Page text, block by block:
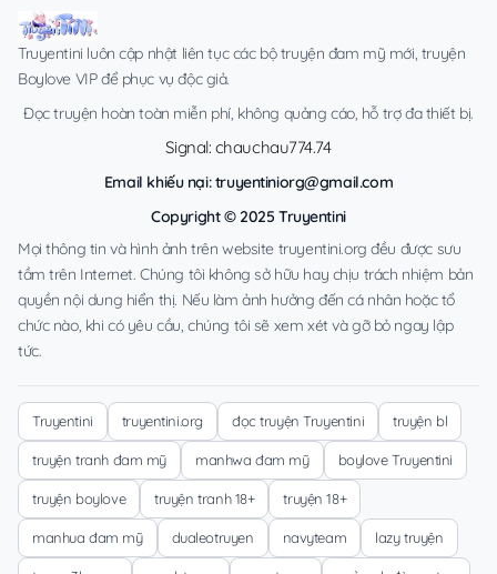
Truyentini luôn cập nhật liên tục các bộ truyện đam mỹ mới, truyện
Boylove VIP để phục vụ độc giả.
Đọc truyện hoàn toàn miễn phí, không quảng cáo, hỗ trợ đa thiết bị.
Signal: chauchau774.74
Email khiếu nại:truyentiniorg@gmail.com
Copyright © 2025 Truyentini
Mọi thông tin và hình ảnh trên website truyentini.org đều được sưu
tầm trên Internet. Chúng tôi không sở hữu hay chịu trách nhiệm bản
quyền nội dung hiển thị. Nếu làm ảnh hưởng đến cá nhân hoặc tổ
chức nào, khi có yêu cầu, chúng tôi sẽ xem xét và gỡ bỏ ngay lập
tức.
Truyentini truyentini.org đọc truyện Truyentini truyện bl
truyện tranh đam mỹ manhwa đam mỹ boylove Truyentini
truyện boylove truyện tranh 18+ truyện 18+
manhua đam mỹ dualeotruyen navyteam lazy truyện